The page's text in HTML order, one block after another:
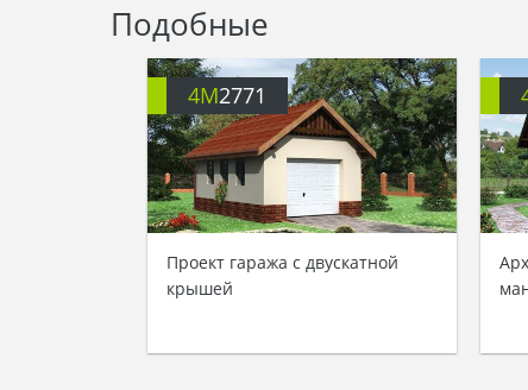
Подобные
4M2771
Проект гаража с двускатной
крышей